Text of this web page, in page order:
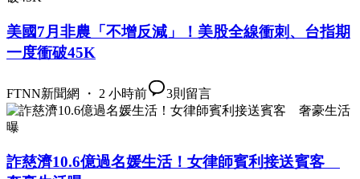
美國7月非農「不增反減」！美股全線衝刺、台指期
一度衝破45K
FTNN新聞網 ・ 2 小時前 3則留言
詐慈濟10.6億過名媛生活！女律師賓利接送賓客